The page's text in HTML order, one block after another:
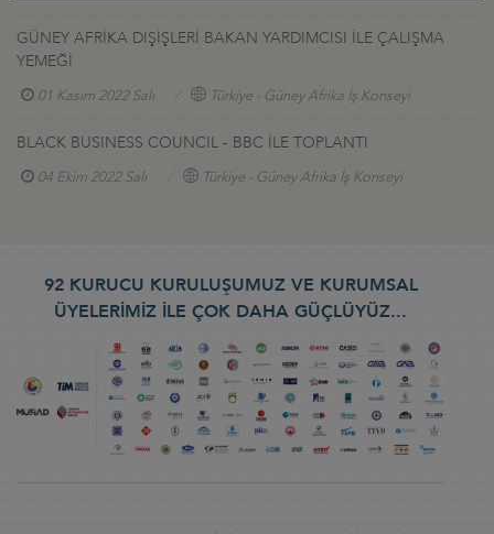
GÜNEY AFRİKA DIŞİŞLERİ BAKAN YARDIMCISI İLE ÇALIŞMA
YEMEĞİ
01 Kasım 2022 Salı Türkiye - Güney Afrika İş Konseyi
BLACK BUSINESS COUNCIL - BBC İLE TOPLANTI
04 Ekim 2022 Salı Türkiye - Güney Afrika İş Konseyi
92 KURUCU KURULUŞUMUZ VE KURUMSAL
ÜYELERİMİZ İLE ÇOK DAHA GÜÇLÜYÜZ...